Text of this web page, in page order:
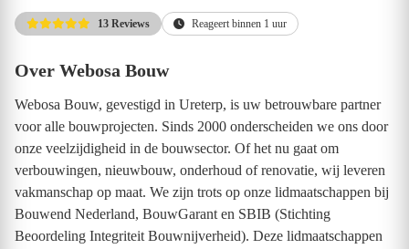
13 Reviews Reageert binnen 1 uur
Over Webosa Bouw
Webosa Bouw, gevestigd in Ureterp, is uw betrouwbare partner
voor alle bouwprojecten. Sinds 2000 onderscheiden we ons door
onze veelzijdigheid in de bouwsector. Of het nu gaat om
verbouwingen, nieuwbouw, onderhoud of renovatie, wij leveren
vakmanschap op maat. We zijn trots op onze lidmaatschappen bij
Bouwend Nederland, BouwGarant en SBIB (Stichting
Beoordeling Integriteit Bouwnijverheid). Deze lidmaatschappen